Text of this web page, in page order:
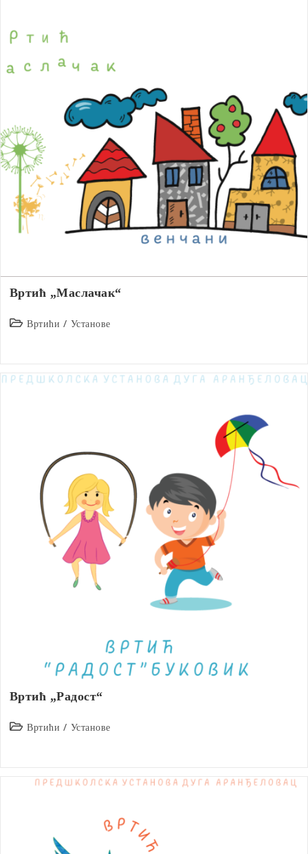
Вртић „Маслачак“
PostВртићи / Установе
Вртић „Радост“
PostВртићи / Установе